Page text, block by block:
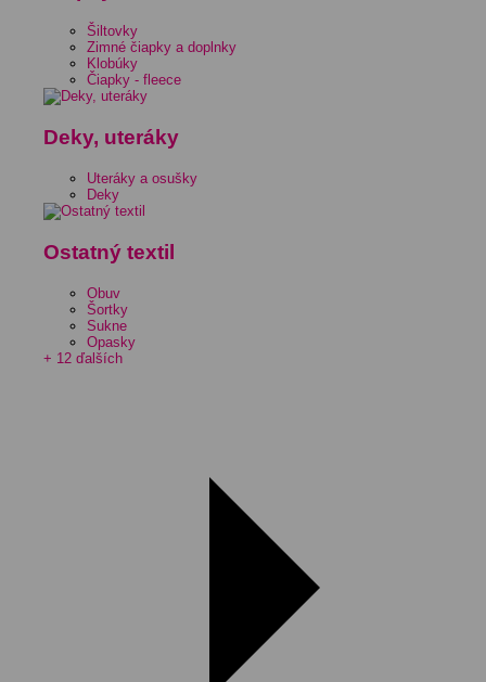
Šiltovky
Zimné čiapky a doplnky
Klobúky
Čiapky - fleece
Deky, uteráky
Uteráky a osušky
Deky
Ostatný textil
Obuv
Šortky
Sukne
Opasky
+ 12 ďalších